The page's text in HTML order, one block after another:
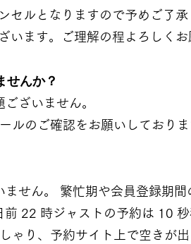
セルとなりますので予めご了承
います。ご理解の程よろしくお
せんか？
ざいません。
ルのご確認をお願いしておりま
せん。 繁忙期や会員登録期
22 時ジャストの予約は 10
ゃり、予約サイト上で空きが